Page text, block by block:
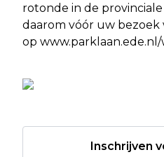
rotonde in de provinciale
daarom vóór uw
op
Inschrijven